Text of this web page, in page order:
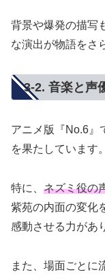
背景や爆発の描写
な演出が物語をさ
3-2. 音楽と声
アニメ版『No.6』
を果たしています。
特に、 ネズミ役の
紫苑の内面の変化
感動させる力があ
また、場面ごとに